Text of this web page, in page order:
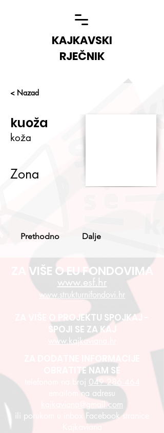
KAJKAVSKI
RJEČNIK
< Nazad
kuoža
koža
Zona
Prethodno Dalje
ZA VIŠE O EU FONDOVIMA
www.esf.hr
www.strukturnifondovi.hr
ZA VIŠE O PROJEKTU SPOJKAJ -
SPOJI SE ZA KAJ
www.kajkaviana.hr
ZA DODATNE INFORMACIJE
OBRATITE NAM SE
telefonom na broj 049 286 464
emailom na adresu
kajkaviana@gmail.com
ili porukom u inbox Facebook stranice
Kajkaviana